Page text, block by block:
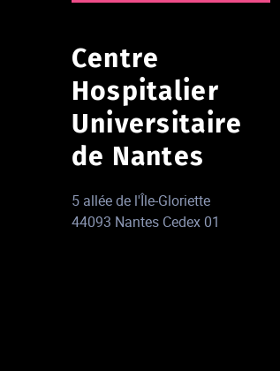
Centre
Hospitalier
Universitaire
de Nantes
5 allée de l'Île-Gloriette
44093 Nantes Cedex 01